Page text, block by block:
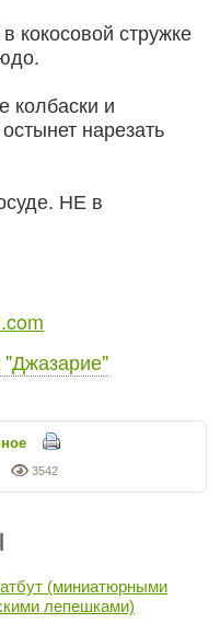
кокосовой стружке
колбаски и
нарезать
НЕ в
"Джазарие"
3542
(миниатюрными
лепешками)